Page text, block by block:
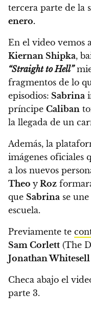
tercera parte de la
enero.
En el video vemos
Kiernan Shipka,
“Straight to Hell”
fragmentos de lo
episodios: Sabrina
príncipe Caliban
la llegada de un
Además, la
imágenes oficiales
a los nuevos
Theo y Roz
que Sabrina se
escuela.
Previamente te
Sam Corlett (The
Jonathan Whitesell
Checa abajo el
parte 3.